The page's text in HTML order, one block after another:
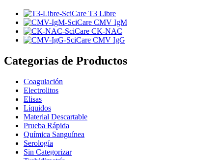
T3 Libre
CMV IgM
CK-NAC
CMV IgG
Categorías de Productos
Coagulación
Electrolitos
Elisas
Líquidos
Material Descartable
Prueba Rápida
Química Sanguínea
Serología
Sin Categorizar